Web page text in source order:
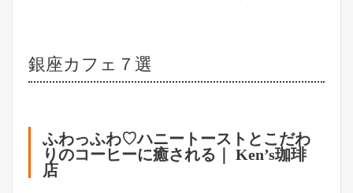
銀座カフェ７選
ふわっふわ♡ハニートーストとこだわ
りのコーヒーに癒される｜ Ken’s珈琲
店